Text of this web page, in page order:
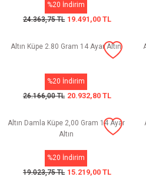
%20 İndirim
24.363,75 TL 19.491,00 TL
Altın Küpe 2.80 Gram 14 Ayar Altın
%20 İndirim
26.166,00 TL 20.932,80 TL
Altın Damla Küpe 2,00 Gram 14 Ayar
Altın
%20 İndirim
19.023,75 TL 15.219,00 TL